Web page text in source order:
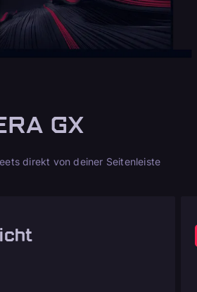
GX
direkt von deiner Seitenleiste